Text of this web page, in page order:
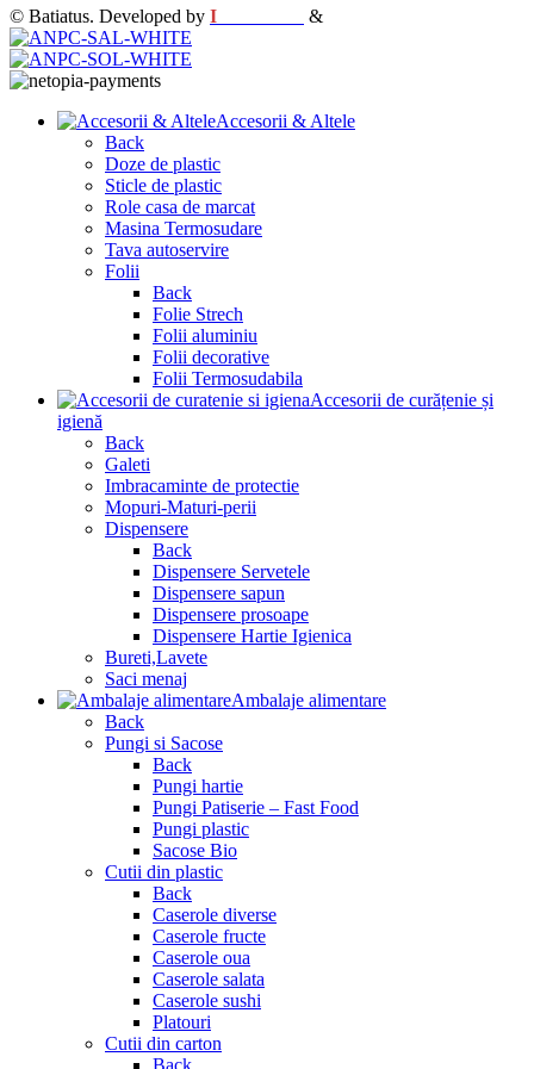
© Batiatus. Developed by I &
Accesorii & Altele
Back
Doze de plastic
Sticle de plastic
Role casa de marcat
Masina Termosudare
Tava autoservire
Folii
Back
Folie Strech
Folii aluminiu
Folii decorative
Folii Termosudabila
Accesorii de curățenie și
igienă
Back
Galeti
Imbracaminte de protectie
Mopuri-Maturi-perii
Dispensere
Back
Dispensere Servetele
Dispensere sapun
Dispensere prosoape
Dispensere Hartie Igienica
Bureti,Lavete
Saci menaj
Ambalaje alimentare
Back
Pungi si Sacose
Back
Pungi hartie
Pungi Patiserie – Fast Food
Pungi plastic
Sacose Bio
Cutii din plastic
Back
Caserole diverse
Caserole fructe
Caserole oua
Caserole salata
Caserole sushi
Platouri
Cutii din carton
Back